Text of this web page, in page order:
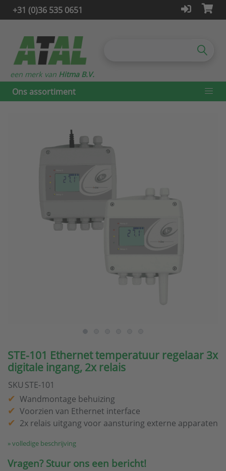
+31 (0)36 535 0651
Ons assortiment
een merk van Hitma B.V.
STE-101 Ethernet temperatuur regelaar 3x
digitale ingang, 2x relais
SKU STE-101
Wandmontage behuizing
Voorzien van Ethernet interface
2x relais uitgang voor aansturing externe apparaten
» volledige beschrijving
Vragen? Stuur ons een bericht!